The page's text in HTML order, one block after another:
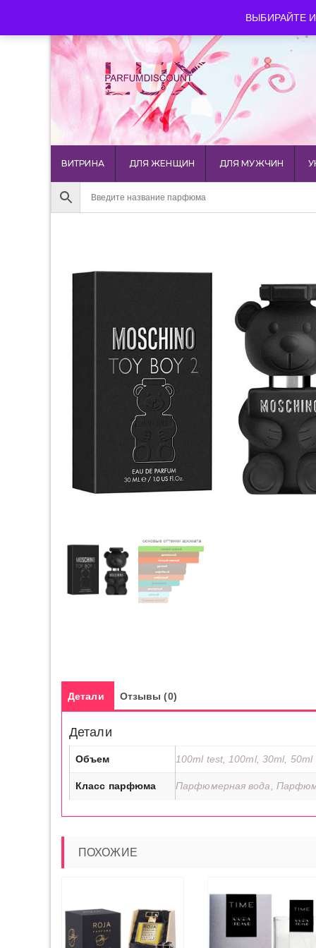
ВЫБИРАЙТЕ
+7 903 544 11 18 г.
ВИТРИНА ДЛЯ ЖЕНЩИН ДЛЯ МУЖЧИН
Детали Отзывы (0)
Детали
Объем 100ml test, 100ml, 30ml, 50ml
Класс парфюма Парфюмерная вода,
ПОХОЖИЕ